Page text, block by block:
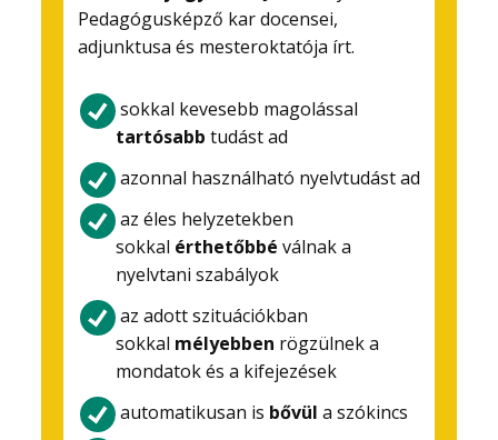
Pedagógusképző kar docensei,
adjunktusa és mesteroktatója írt.
sokkal kevesebb magolással
tartósabb tudást ad
azonnal használható nyelvtudást ad
az éles helyzetekben
sokkal érthetőbbé válnak a
nyelvtani szabályok
az adott szituációkban
sokkal mélyebben rögzülnek a
mondatok és a kifejezések
automatikusan is bővül a szókincs